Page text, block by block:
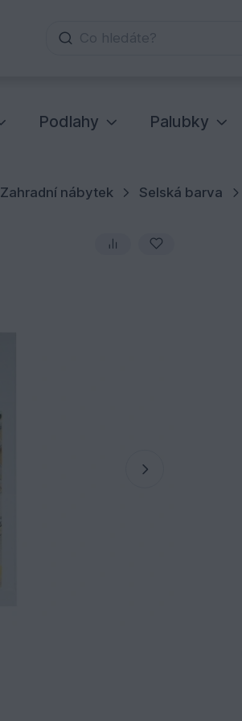
Co hledáte?
Podlahy Palubky
Zahradní nábytek Selská barva